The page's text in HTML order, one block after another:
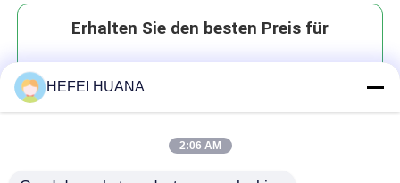
Erhalten Sie den besten Preis für
HEFEI HUANA
2:06 AM